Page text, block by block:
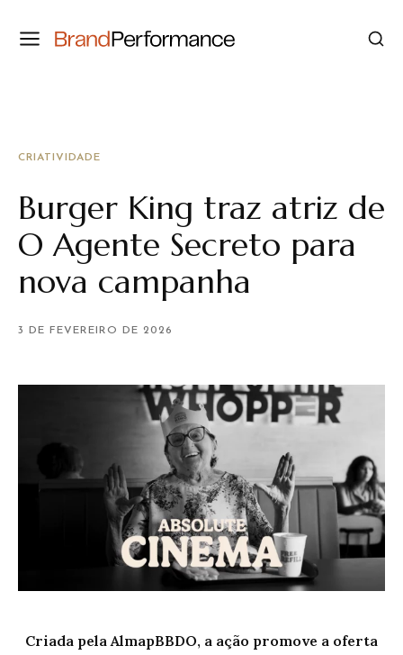
CRIATIVIDADE
Burger King traz atriz de
O Agente Secreto para
nova campanha
3 DE FEVEREIRO DE 2026
Criada pela AlmapBBDO, a ação promove a oferta